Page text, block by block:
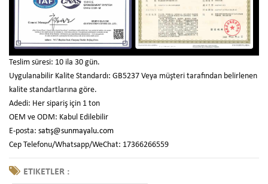
Teslim süresi: 10 ila 30 gün.
Uygulanabilir Kalite Standardı: GB5237 Veya müşteri tarafından belirlenen
kalite standartlarına göre.
Adedi: Her sipariş için 1 ton
OEM ve ODM: Kabul Edilebilir
E-posta: satış@sunmayalu.com
Cep Telefonu/Whatsapp/WeChat: 17366266559
ETIKETLER :